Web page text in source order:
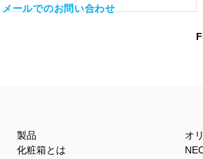
メールでのお問い合わせ
製品
化粧箱とは
オ